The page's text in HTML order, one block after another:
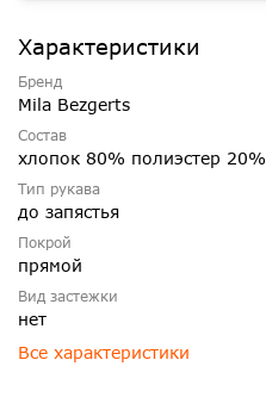
Характеристики
Бренд
Mila Bezgerts
Состав
хлопок 80% полиэстер 20%
Тип рукава
до запястья
Покрой
прямой
Вид застежки
нет
Все характеристики